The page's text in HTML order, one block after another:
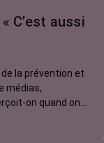
C’est aussi
de la prévention et
médias,
on quand on